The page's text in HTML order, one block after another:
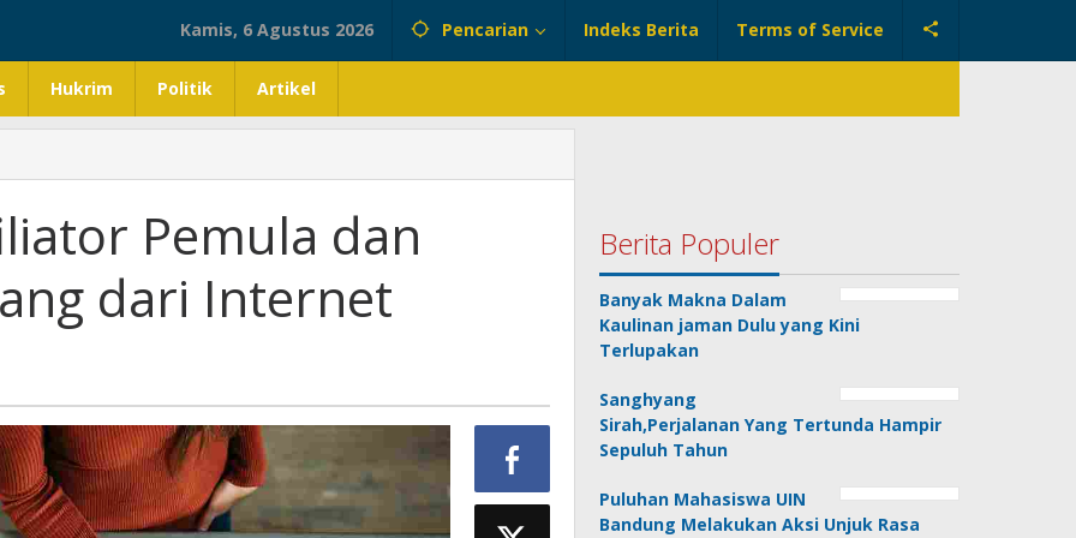
Kamis, 6 Agustus 2026 Pencarian Indeks Berita Terms of Service
Hukrim Politik Artikel
Pemula dan
dari Internet
Berita Populer
Banyak Makna Dalam
Kaulinan jaman Dulu yang Kini
Terlupakan
Sanghyang
Sirah,Perjalanan Yang Tertunda Hampir
Sepuluh Tahun
Puluhan Mahasiswa UIN
Bandung Melakukan Aksi Unjuk Rasa